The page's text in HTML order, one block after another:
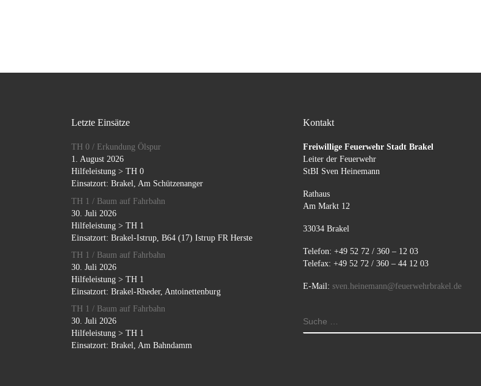
Letzte Einsätze
TH 0 / Erkundung Ölspur
1. August 2026
Hilfeleistung > TH 0
Einsatzort: Brakel, Am Schützenanger
TH 1 / Baum auf Fahrbahn
30. Juli 2026
Hilfeleistung > TH 1
Einsatzort: Brakel-Istrup, B64 (17) Istrup FR Herste
TH 1 / Baum auf Fahrbahn
30. Juli 2026
Hilfeleistung > TH 1
Einsatzort: Brakel-Rheder, Antoinettenburg
TH 1 / Baum auf Fahrbahn
30. Juli 2026
Hilfeleistung > TH 1
Einsatzort: Brakel, Am Bahndamm
Kontakt
Freiwillige Feuerwehr Stadt Brakel
Leiter der Feuerwehr
StBI Sven Heinemann
Rathaus
Am Markt 12
33034 Brakel
Telefon: +49 52 72 / 360 – 12 03
Telefax: +49 52 72 / 360 – 44 12 03
E-Mail: sven.heinemann@feuerwehrbrakel.de
SUCHE